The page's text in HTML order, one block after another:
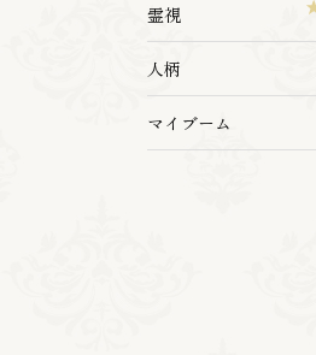
霊視
人柄
マイブーム